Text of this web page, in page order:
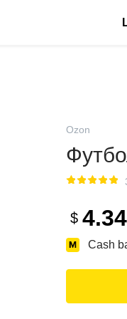
Ozon
$ 4.34
Cash